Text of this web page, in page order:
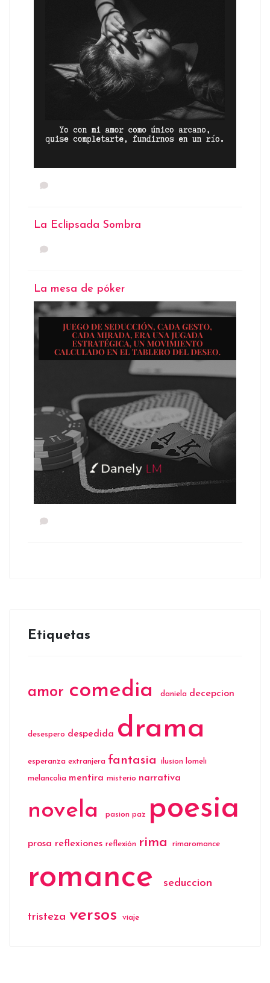
La Eclipsada Sombra
La mesa de póker
Etiquetas
amor comedia daniela decepcion
desespero despedida drama
esperanza extranjera fantasia ilusion lomeli
melancolia mentira misterio narrativa
novela pasion paz poesia
prosa reflexiones reflexión rima rimaromance
romance seduccion
tristeza versos viaje